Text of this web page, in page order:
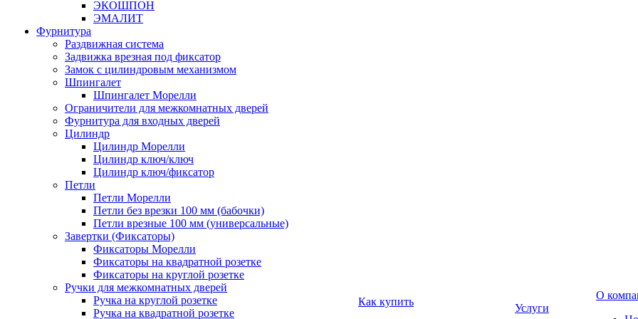
ЭКОШПОН
ЭМАЛИТ
Фурнитура
Раздвижная система
Задвижка врезная под фиксатор
Замок с цилиндровым механизмом
Шпингалет
Шпингалет Морелли
Ограничители для межкомнатных дверей
Фурнитура для входных дверей
Цилиндр
Цилиндр Морелли
Цилиндр ключ/ключ
Цилиндр ключ/фиксатор
Петли
Петли Морелли
Петли без врезки 100 мм (бабочки)
Петли врезные 100 мм (универсальные)
Завертки (Фиксаторы)
Фиксаторы Морелли
Фиксаторы на квадратной розетке
Фиксаторы на круглой розетке
Ручки для межкомнатных дверей
Ручка на круглой розетке
Ручка на квадратной розетке
Как купить
Услуги
О